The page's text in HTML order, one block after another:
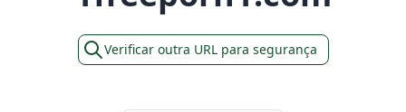
Verificar outra URL para segurança